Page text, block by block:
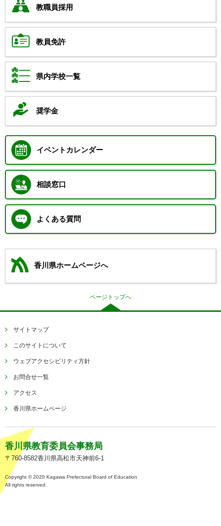
教職員採用
教員免許
県内学校一覧
奨学金
イベントカレンダー
相談窓口
よくある質問
香川県ホームページへ
ページトップへ
サイトマップ
このサイトについて
ウェブアクセシビリティ方針
お問合せ一覧
アクセス
香川県ホームページ
香川県教育委員会事務局
〒760-8582香川県高松市天神前6-1
Copyright © 2020 Kagawa Prefectural Board of Education
All rights reserved.